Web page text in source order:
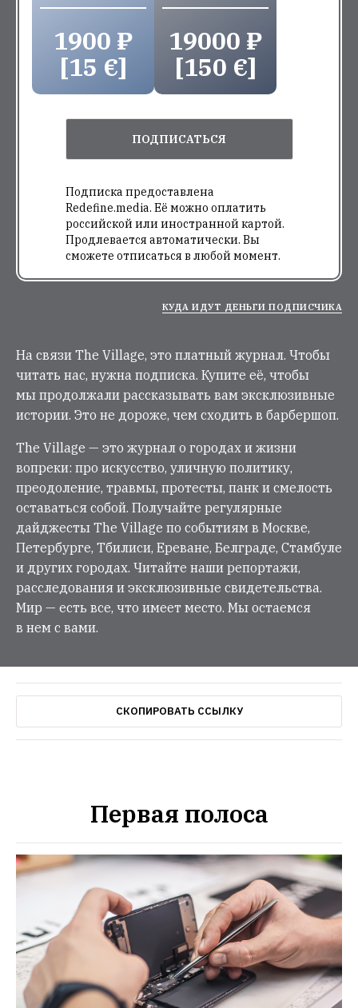
1900 ₽
[15 €]
19000 ₽
[150 €]
ПОДПИСАТЬСЯ
Подписка предоставлена
Redefine.media. Её можно оплатить
российской или иностранной картой.
Продлевается автоматически. Вы
сможете отписаться в любой момент.
КУДА ИДУТ ДЕНЬГИ ПОДПИСЧИКА
На связи The Village, это платный журнал. Чтобы
читать нас, нужна подписка. Купите её, чтобы
мы продолжали рассказывать вам эксклюзивные
истории. Это не дороже, чем сходить в барбершоп.
The Village — это журнал о городах и жизни
вопреки: про искусство, уличную политику,
преодоление, травмы, протесты, панк и смелость
оставаться собой. Получайте регулярные
дайджесты The Village по событиям в Москве,
Петербурге, Тбилиси, Ереване, Белграде, Стамбуле
и других городах. Читайте наши репортажи,
расследования и эксклюзивные свидетельства.
Мир — есть все, что имеет место. Мы остаемся
в нем с вами.
СКОПИРОВАТЬ ССЫЛКУ
Первая полоса